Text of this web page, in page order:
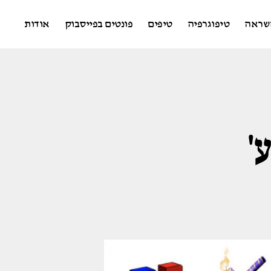
טיפוגרפיה טיפים פונטים בפייסבוק אודות